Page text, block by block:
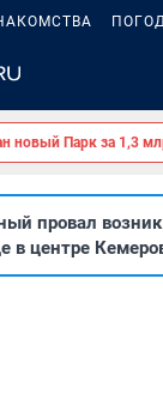
новый Парк за 1,3
провал
в центре